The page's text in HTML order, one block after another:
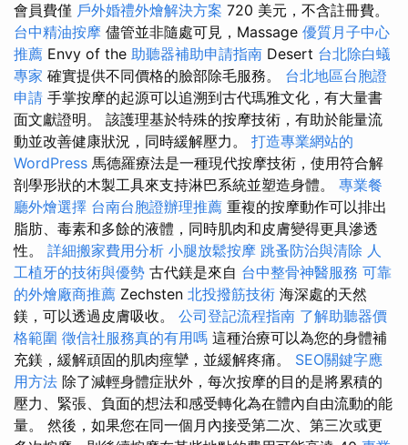
會員費僅 戶外婚禮外燴解決方案 720 美元，不含註冊費。
台中精油按摩 儘管並非隨處可見，Massage 優質月子中心
推薦 Envy of the 助聽器補助申請指南 Desert 台北除白蟻
專家 確實提供不同價格的臉部除毛服務。 台北地區台胞證
申請 手掌按摩的起源可以追溯到古代瑪雅文化，有大量書
面文獻證明。 該護理基於特殊的按摩技術，有助於能量流
動並改善健康狀況，同時緩解壓力。 打造專業網站的
WordPress 馬德羅療法是一種現代按摩技術，使用符合解
剖學形狀的木製工具來支持淋巴系統並塑造身體。 專業餐
廳外燴選擇 台南台胞證辦理推薦 重複的按摩動作可以排出
脂肪、毒素和多餘的液體，同時肌肉和皮膚變得更具滲透
性。 詳細搬家費用分析 小腿放鬆按摩 跳蚤防治與清除 人
工植牙的技術與優勢 古代鎂是來自 台中整骨神醫服務 可靠
的外燴廠商推薦 Zechsten 北投撥筋技術 海深處的天然
鎂，可以透過皮膚吸收。 公司登記流程指南 了解助聽器價
格範圍 徵信社服務真的有用嗎 這種治療可以為您的身體補
充鎂，緩解頑固的肌肉痙攣，並緩解疼痛。 SEO關鍵字應
用方法 除了減輕身體症狀外，每次按摩的目的是將累積的
壓力、緊張、負面的想法和感受轉化為在體內自由流動的能
量。 然後，如果您在同一個月內接受第二次、第三次或更